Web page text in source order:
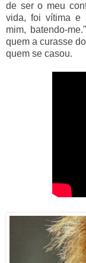
de ser o meu
vida, foi vítima e
mim, batendo-
quem a curasse
quem se casou.